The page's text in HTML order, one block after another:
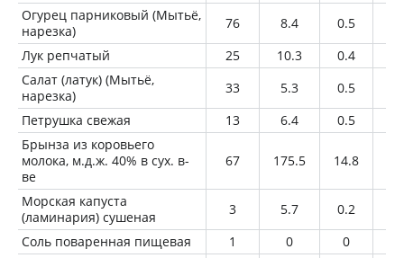
Огурец парниковый (Мытьё,
нарезка)
76 8.4 0.5
Лук репчатый
25 10.3 0.4
Салат (латук) (Мытьё,
нарезка)
33 5.3 0.5
Петрушка свежая
13 6.4 0.5
Брынза из коровьего
молока, м.д.ж. 40% в сух. в-
ве
67 175.5 14.8
Морская капуста
(ламинария) сушеная
3 5.7 0.2
Соль поваренная пищевая
1 0 0